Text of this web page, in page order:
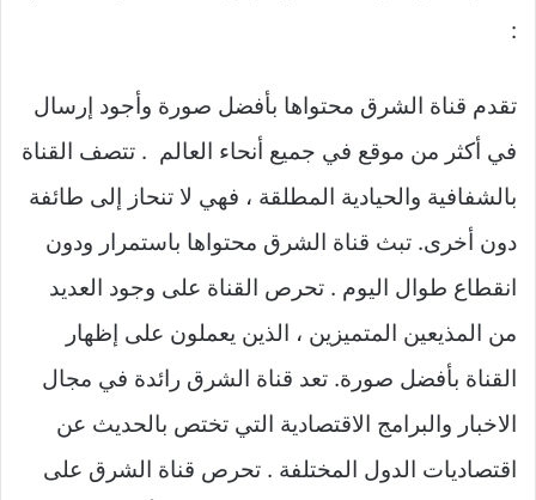
:
تقدم قناة الشرق محتواها بأفضل صورة وأجود إرسال
في أكثر من موقع في جميع أنحاء العالم . تتصف القناة
بالشفافية والحيادية المطلقة ، فهي لا تنحاز إلى طائفة
دون أخرى. تبث قناة الشرق محتواها باستمرار ودون
انقطاع طوال اليوم . تحرص القناة على وجود العديد
من المذيعين المتميزين ، الذين يعملون على إظهار
القناة بأفضل صورة. تعد قناة الشرق رائدة في مجال
الاخبار والبرامج الاقتصادية التي تختص بالحديث عن
اقتصاديات الدول المختلفة . تحرص قناة الشرق على